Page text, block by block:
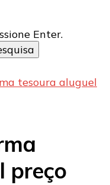
Enter.
tesoura aluguel
preço